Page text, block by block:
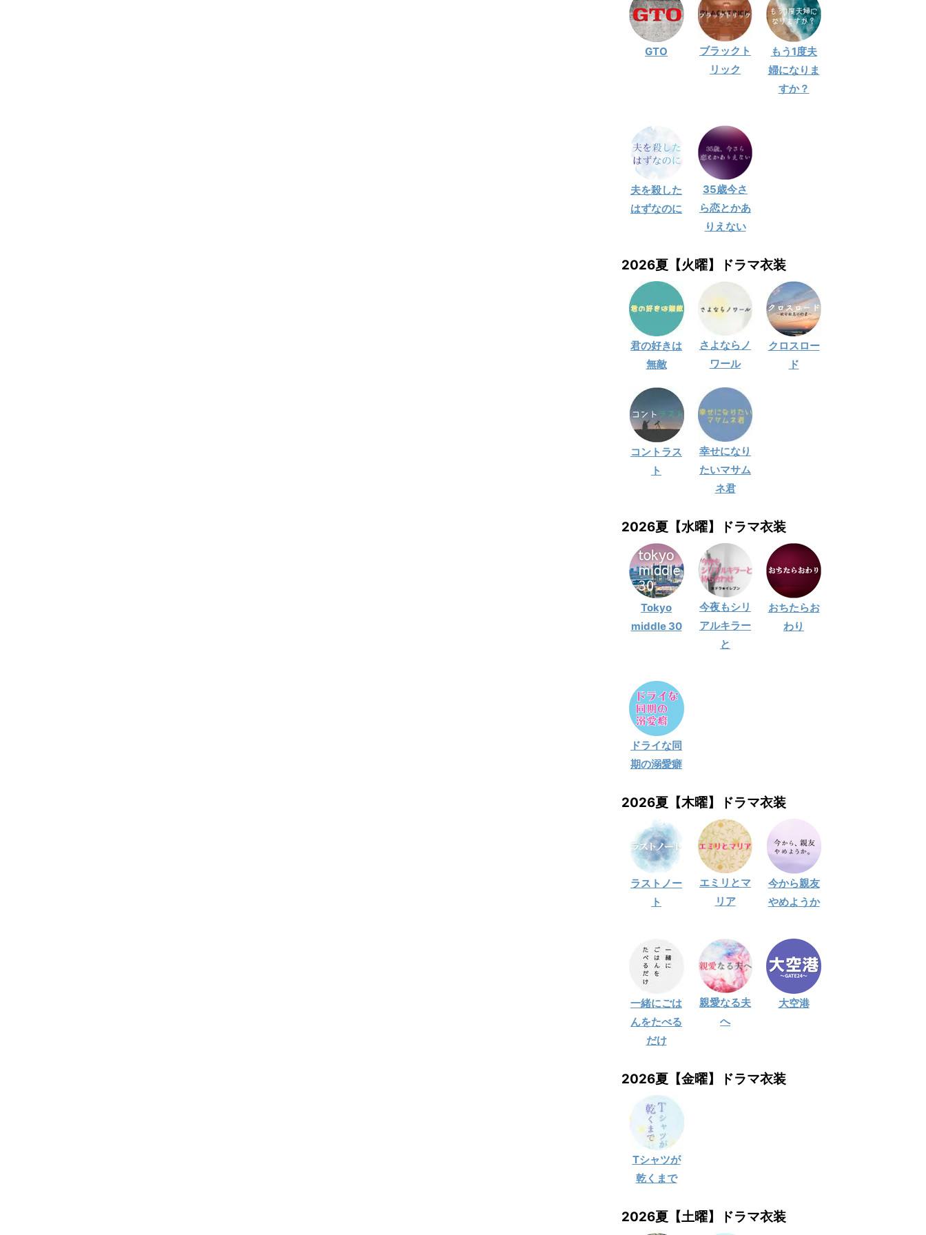
GTO
ブラックト
リック
もう1度夫
婦になりま
すか？
夫を殺した
はずなのに
35歳今さ
ら恋とかあ
りえない
2026夏【火曜】ドラマ衣装
君の好きは
無敵
さよならノ
ワール
クロスロー
ド
コントラス
ト
幸せになり
たいマサム
ネ君
2026夏【水曜】ドラマ衣装
Tokyo
middle 30
今夜もシリ
アルキラー
と
おちたらお
わり
ドライな同
期の溺愛癖
2026夏【木曜】ドラマ衣装
ラストノー
ト
エミリとマ
リア
今から親友
やめようか
一緒にごは
んをたべる
だけ
親愛なる夫
へ
大空港
2026夏【金曜】ドラマ衣装
Tシャツが
乾くまで
2026夏【土曜】ドラマ衣装